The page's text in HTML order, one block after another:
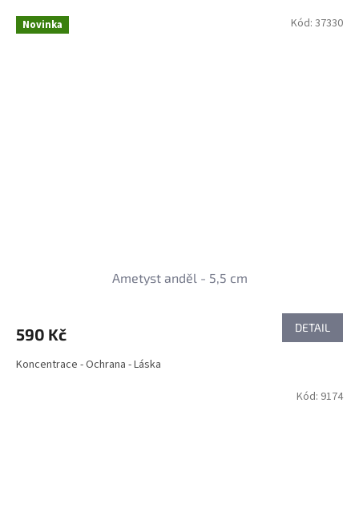
Novinka
Ametyst anděl - 5,5 cm
590 Kč DETAIL
Koncentrace - Ochrana - Láska
Kód: 37330
Kód: 9174